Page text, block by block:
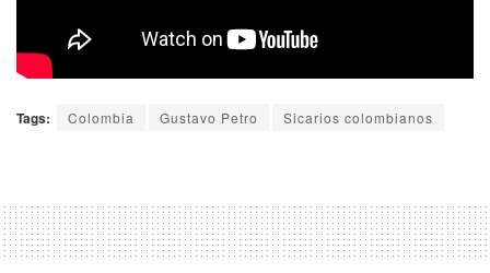
Tags: Colombia Gustavo Petro Sicarios colombianos